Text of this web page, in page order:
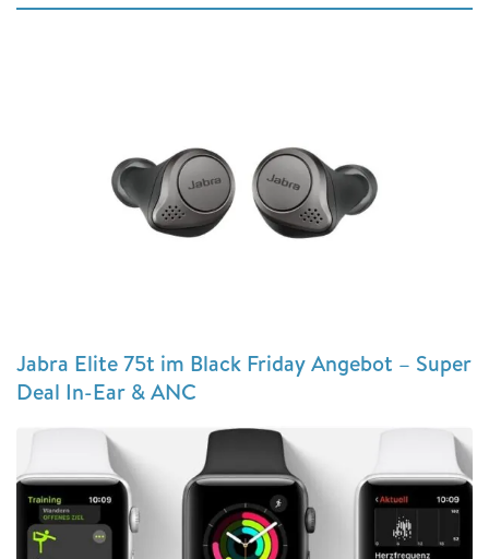
Jabra Elite 75t im Black Friday Angebot – Super
Deal In-Ear & ANC